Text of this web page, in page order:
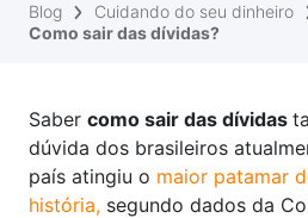
Blog
Cuidando do seu dinheiro
Como sair das dívidas?
Saber como sair das dívidas
dúvida dos brasileiros
país atingiu o maior patamar
história, segundo dados da